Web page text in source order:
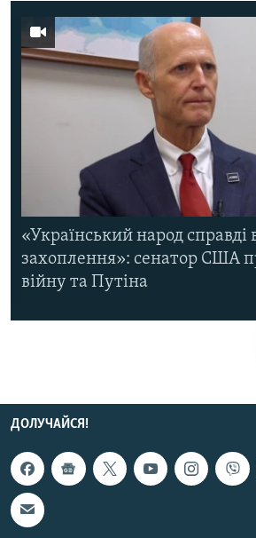
«Український народ справді
захоплення»: сенатор США
війну та Путіна
ДОЛУЧАЙСЯ!